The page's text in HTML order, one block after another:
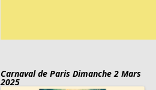
Carnaval de Paris Dimanche 2 Mars
2025